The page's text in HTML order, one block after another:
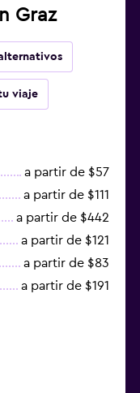
Graz
viaje
a partir de $57
a partir de $111
a partir de $442
a partir de $121
a partir de $83
a partir de $191